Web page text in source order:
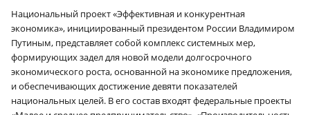
Национальный проект «Эффективная и конкурентная
экономика», инициированный президентом России Владимиром
Путиным, представляет собой комплекс системных мер,
формирующих задел для новой модели долгосрочного
экономического роста, основанной на экономике предложения,
и обеспечивающих достижение девяти показателей
национальных целей. В его состав входят федеральные проекты